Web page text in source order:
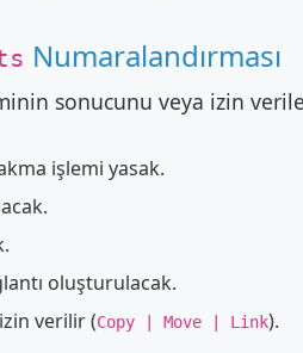
Numaralandırması
sonucunu veya izin
işlemi yasak.
oluşturulacak.
verilir (Copy | Move | Link).